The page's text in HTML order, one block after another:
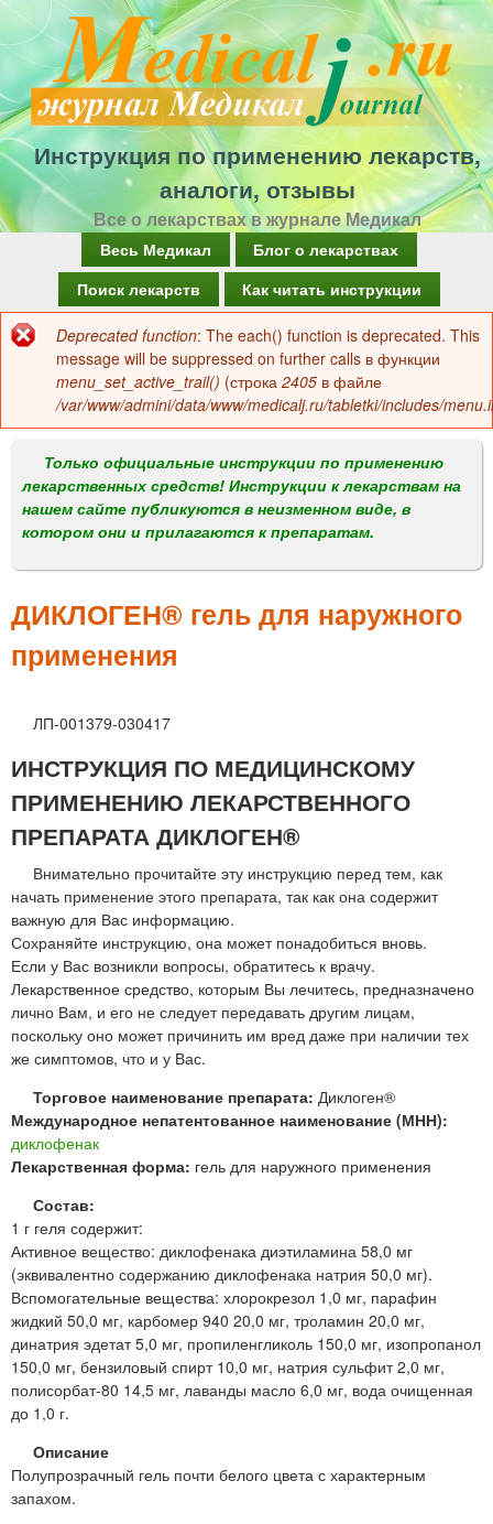
Перейти
к
основному
содержанию
Инструкция по применению лекарств,
аналоги, отзывы
Все о лекарствах в журнале Медикал
а
в
о
м
е
н
Весь Медикал
Блог о лекарствах
Поиск лекарств
Как читать инструкции
Сообщение
об
ошибке
Deprecated function: The each() function is deprecated. This
message will be suppressed on further calls в функции
menu_set_active_trail() (строка 2405 в файле
/var/www/admini/data/www/medicalj.ru/tabletki/includes/
Только официальные инструкции по применению
лекарственных средств! Инструкции к лекарствам на
нашем сайте публикуются в неизменном виде, в
котором они и прилагаются к препаратам.
ДИКЛОГЕН® гель для наружного
применения
ЛП-001379-030417
ИНСТРУКЦИЯ ПО МЕДИЦИНСКОМУ
ПРИМЕНЕНИЮ ЛЕКАРСТВЕННОГО
ПРЕПАРАТА ДИКЛОГЕН®
Внимательно прочитайте эту инструкцию перед тем, как
начать применение этого препарата, так как она содержит
важную для Вас информацию.
Сохраняйте инструкцию, она может понадобиться вновь.
Если у Вас возникли вопросы, обратитесь к врачу.
Лекарственное средство, которым Вы лечитесь, предназначено
лично Вам, и его не следует передавать другим лицам,
поскольку оно может причинить им вред даже при наличии тех
же симптомов, что и у Вас.
Торговое наименование препарата: Диклоген®
Международное непатентованное наименование (МНН):
диклофенак
Лекарственная форма: гель для наружного применения
Состав:
1 г геля содержит:
Активное вещество: диклофенака диэтиламина 58,0 мг
(эквивалентно содержанию диклофенака натрия 50,0 мг).
Вспомогательные вещества: хлорокрезол 1,0 мг, парафин
жидкий 50,0 мг, карбомер 940 20,0 мг, троламин 20,0 мг,
динатрия эдетат 5,0 мг, пропиленгликоль 150,0 мг, изопропанол
150,0 мг, бензиловый спирт 10,0 мг, натрия сульфит 2,0 мг,
полисорбат-80 14,5 мг, лаванды масло 6,0 мг, вода очищенная
до 1,0 г.
Описание
Полупрозрачный гель почти белого цвета с характерным
запахом.